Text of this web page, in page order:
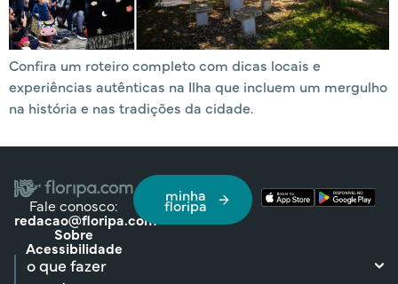
Confira um roteiro completo com dicas locais e
experiências autênticas na Ilha que incluem um mergulho
na história e nas tradições da cidade.
Fale conosco:
redacao@floripa.com
Sobre
Acessibilidade
minha
floripa
o que fazer